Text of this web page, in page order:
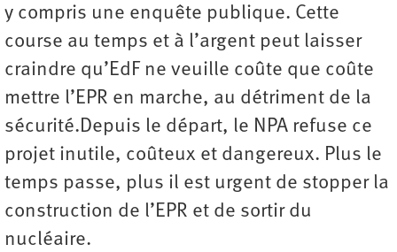
y compris une enquête publique. Cette
course au temps et à l’argent peut laisser
craindre qu’EdF ne veuille coûte que coûte
mettre l’EPR en marche, au détriment de la
sécurité.Depuis le départ, le NPA refuse ce
projet inutile, coûteux et dangereux. Plus le
temps passe, plus il est urgent de stopper la
construction de l’EPR et de sortir du
nucléaire.